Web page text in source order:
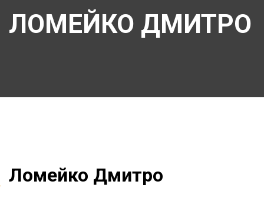
ЛОМЕЙКО ДМИТРО
Ломейко Дмитро